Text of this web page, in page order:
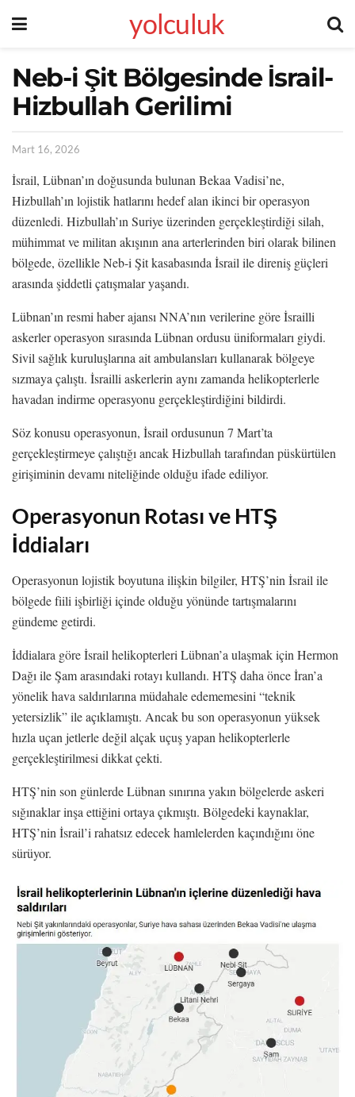
yolculuk
Neb-i Şit Bölgesinde İsrail-
Hizbullah Gerilimi
Mart 16, 2026
İsrail, Lübnan’ın doğusunda bulunan Bekaa Vadisi’ne,
Hizbullah’ın lojistik hatlarını hedef alan ikinci bir operasyon
düzenledi. Hizbullah’ın Suriye üzerinden gerçekleştirdiği silah,
mühimmat ve militan akışının ana arterlerinden biri olarak bilinen
bölgede, özellikle Neb-i Şit kasabasında İsrail ile direniş güçleri
arasında şiddetli çatışmalar yaşandı.
Lübnan’ın resmi haber ajansı NNA’nın verilerine göre İsrailli
askerler operasyon sırasında Lübnan ordusu üniformaları giydi.
Sivil sağlık kuruluşlarına ait ambulansları kullanarak bölgeye
sızmaya çalıştı. İsrailli askerlerin aynı zamanda helikopterlerle
havadan indirme operasyonu gerçekleştirdiğini bildirdi.
Söz konusu operasyonun, İsrail ordusunun 7 Mart’ta
gerçekleştirmeye çalıştığı ancak Hizbullah tarafından püskürtülen
girişiminin devamı niteliğinde olduğu ifade ediliyor.
Operasyonun Rotası ve HTŞ
İddiaları
Operasyonun lojistik boyutuna ilişkin bilgiler, HTŞ’nin İsrail ile
bölgede fiili işbirliği içinde olduğu yönünde tartışmalarını
gündeme getirdi.
İddialara göre İsrail helikopterleri Lübnan’a ulaşmak için Hermon
Dağı ile Şam arasındaki rotayı kullandı. HTŞ daha önce İran’a
yönelik hava saldırılarına müdahale edememesini “teknik
yetersizlik” ile açıklamıştı. Ancak bu son operasyonun yüksek
hızla uçan jetlerle değil alçak uçuş yapan helikopterlerle
gerçekleştirilmesi dikkat çekti.
HTŞ’nin son günlerde Lübnan sınırına yakın bölgelerde askeri
sığınaklar inşa ettiğini ortaya çıkmıştı. Bölgedeki kaynaklar,
HTŞ’nin İsrail’i rahatsız edecek hamlelerden kaçındığını öne
sürüyor.